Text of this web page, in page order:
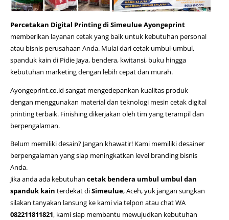
Percetakan Digital Printing di Simeulue Ayongeprint
memberikan layanan cetak yang baik untuk kebutuhan personal
atau bisnis perusahaan Anda. Mulai dari cetak umbul-umbul,
spanduk kain di Pidie Jaya, bendera, kwitansi, buku hingga
kebutuhan marketing dengan lebih cepat dan murah.
Ayongeprint.co.id sangat mengedepankan kualitas produk
dengan menggunakan material dan teknologi mesin cetak digital
printing terbaik. Finishing dikerjakan oleh tim yang terampil dan
berpengalaman.
Belum memiliki desain? Jangan khawatir! Kami memiliki desainer
berpengalaman yang siap meningkatkan level branding bisnis
Anda.
Jika anda ada kebutuhan cetak bendera umbul umbul dan
spanduk kain terdekat diSimeulue, Aceh, yuk jangan sungkan
silakan tanyakan lansung ke kami via telpon atau chat WA
082211811821, kami siap membantu mewujudkan kebutuhan